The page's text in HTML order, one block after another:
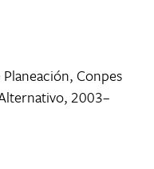
Conpes
2003–